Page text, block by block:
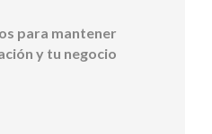
para mantener
y tu negocio